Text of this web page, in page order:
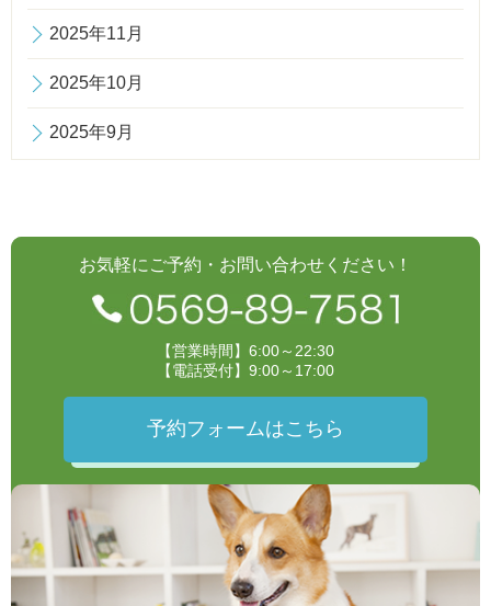
2025年11月
2025年10月
2025年9月
お気軽にご予約・お問い合わせください！
【営業時間】6:00～22:30
【電話受付】9:00～17:00
予約フォームはこちら